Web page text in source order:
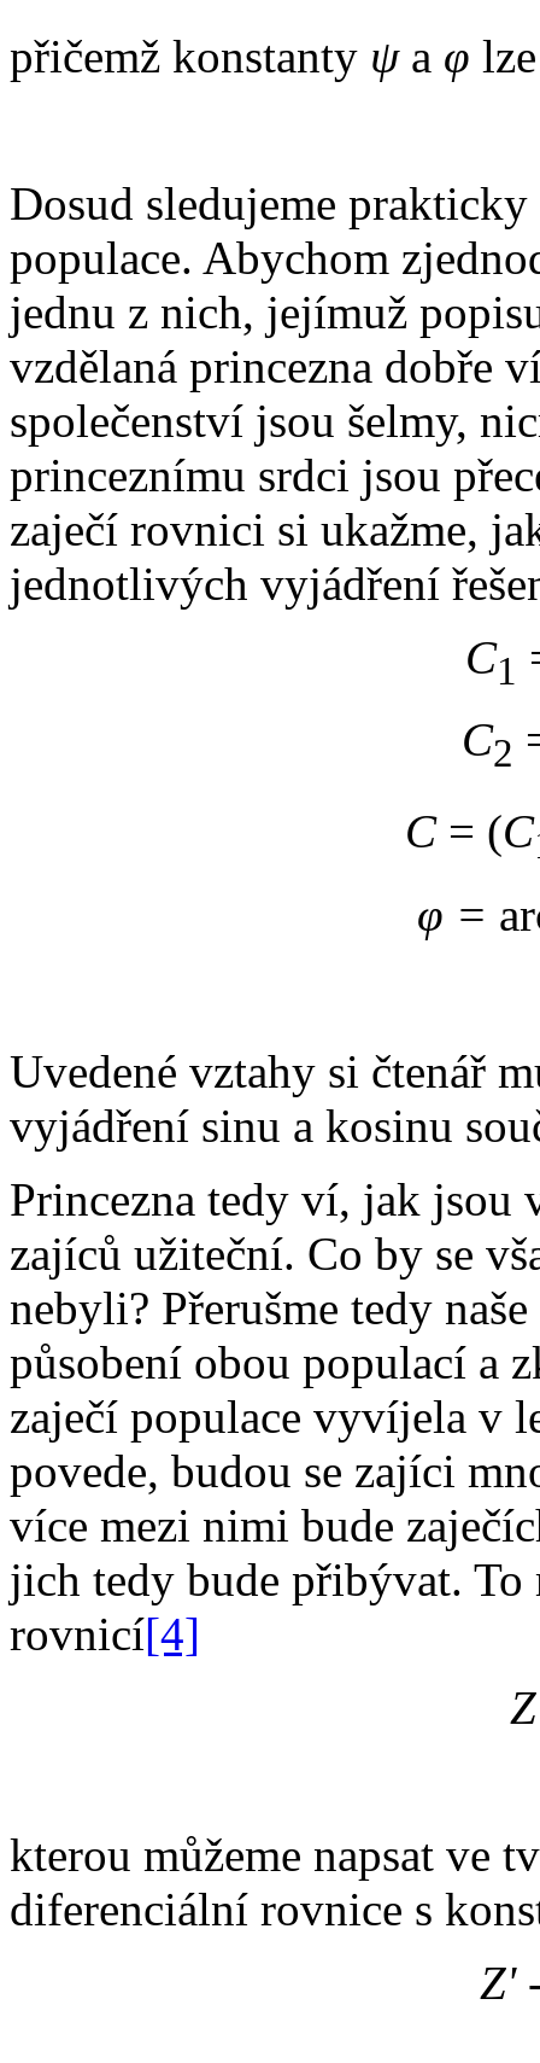
přičemž konstanty ψ a φ
Dosud sledujeme
populace. Abychom
jednu z nich, jejímuž
vzdělaná princezna dobře
společenství jsou šelmy,
princeznímu srdci jsou
zaječí rovnici si ukažme,
jednotlivých vyjádření
C1
C2
C= (C
φ =
Uvedené vztahy si čtenář
vyjádření sinu a kosinu
Princezna tedy ví, jak
zajíců užiteční. Co by se
nebyli? Přerušme tedy
působení obou populací a
zaječí populace vyvíjela v
povede, budou se zajíci
více mezi nimi bude
jich tedy bude přibývat.
rovnicí[4]
kterou můžeme napsat ve
diferenciální rovnice s
Z'